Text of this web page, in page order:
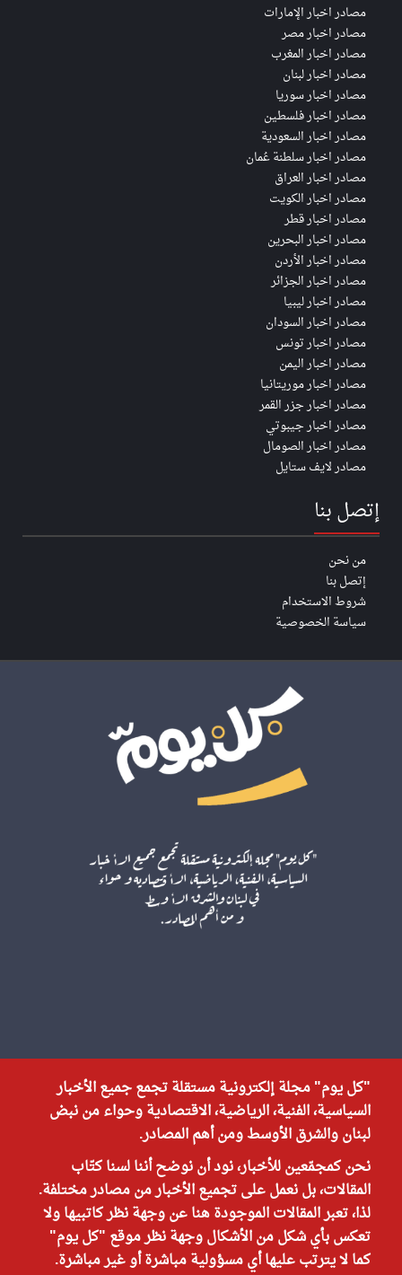
مصادر اخبار الإمارات
مصادر اخبار مصر
مصادر اخبار المغرب
مصادر اخبار لبنان
مصادر اخبار سوريا
مصادر اخبار فلسطين
مصادر اخبار السعودية
مصادر اخبار سلطنة عُمان
مصادر اخبار العراق
مصادر اخبار الكويت
مصادر اخبار قطر
مصادر اخبار البحرين
مصادر اخبار الأردن
مصادر اخبار الجزائر
مصادر اخبار ليبيا
مصادر اخبار السودان
مصادر اخبار تونس
مصادر اخبار اليمن
مصادر اخبار موريتانيا
مصادر اخبار جزر القمر
مصادر اخبار جيبوتي
مصادر اخبار الصومال
مصادر لايف ستايل
إتصل بنا
من نحن
إتصل بنا
شروط الاستخدام
سياسة الخصوصية
"كل يوم" مجلة إلكترونية مستقلة تجمع جميع الأخبار
السياسية، الفنية، الرياضية، الاقتصادية وحواء من نبض
لبنان والشرق الأوسط ومن أهم المصادر.
نحن كمجمّعين للأخبار، نود أن نوضح أننا لسنا كتّاب
المقالات، بل نعمل على تجميع الأخبار من مصادر مختلفة.
لذا، تعبر المقالات الموجودة هنا عن وجهة نظر كاتبيها ولا
تعكس بأي شكل من الأشكال وجهة نظر موقع "كل يوم"
كما لا يترتب عليها أي مسؤولية مباشرة أو غير مباشرة.